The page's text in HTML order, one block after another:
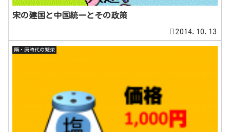
宋の建国と中国統一とその政策
2014.10.13
隋・唐時代の繁栄